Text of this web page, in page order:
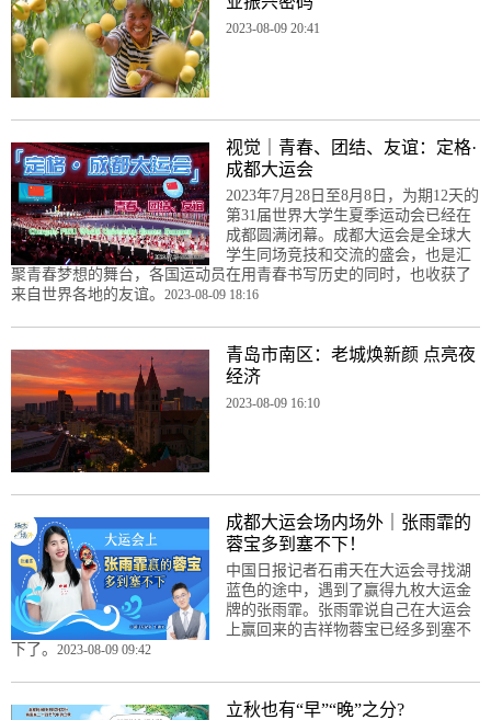
2023-08-09 20:41
视觉｜青春、团结、友谊：定格·
成都大运会
2023年7月28日至8月8日，为期12天的
第31届世界大学生夏季运动会已经在
成都圆满闭幕。成都大运会是全球大
学生同场竞技和交流的盛会，也是汇
聚青春梦想的舞台，各国运动员在用青春书写历史的同时，也收获了
来自世界各地的友谊。 2023-08-09 18:16
青岛市南区：老城焕新颜 点亮夜
经济
2023-08-09 16:10
成都大运会场内场外｜张雨霏的
蓉宝多到塞不下！
中国日报记者石甫天在大运会寻找湖
蓝色的途中，遇到了赢得九枚大运金
牌的张雨霏。张雨霏说自己在大运会
上赢回来的吉祥物蓉宝已经多到塞不
下了。 2023-08-09 09:42
立秋也有“早”“晚”之分?